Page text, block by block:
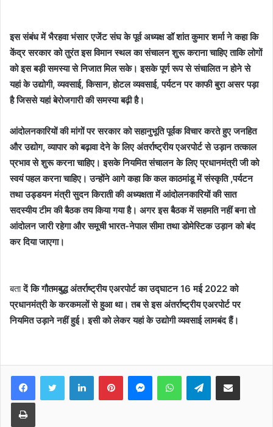
इस संबंध में भैरहवा भंसार एजेंट संघ के पूर्व अध्यक्ष डॉ शांत कुमार शर्मा ने कहा कि
केंद्र सरकार को तुरंत इस विमान स्थल का संचालन शुरू कराना चाहिए ताकि लोगों
को इस बड़ी समस्या से निजात मिल सके। इसके पूर्ण रूप से संचालित न होने से
यहां के उद्योगी, व्यवसाई, किसान, होटल व्यवसाई, पर्यटन पर काफी बुरा असर पड़ा
है जिससे यहां बेरोजगारी की समस्या बढ़ी है।
आंदोलनकारियों की मांगों पर सरकार को सहानुभूति पूर्वक विचार करते हुए जनहित
और उद्योग, व्यापार को बढ़ावा देने के लिए अंतर्राष्ट्रीय एअरपोर्ट से उड़ान तत्काल
प्रभाव से शुरू करना चाहिए। इसके नियमित संचालन के लिए प्रधानमंत्री जी को
स्वयं पहल करना चाहिए। उन्होंने आगे कहा कि कल काठमांडू में संस्कृति ,पर्यटन
तथा उड्डयन मंत्री सुदन किराती की अध्यक्षता में आंदोलनकारियों की सात
सदस्यीय टीम की बैठक तय किया गया है। अगर इस बैठक में सहमति नहीं बना तो
आंदोलन जारी रहेगा और समूची भारत-नेपाल सीमा तथा डोमेस्टिक उड़ान को बंद
कर दिया जाएगा।
बतादें कि गौतमबुद्ध अंतर्राष्ट्रीय एअरपोर्ट का उद्घाटन 16 मई 2022 को
प्रधानमंत्री के करकमलों से हुआ था। तब से इस अंतर्राष्ट्रीय एअरपोर्ट पर
नियमित उड़ाने नहीं हुई। इसी को लेकर यहां के उद्योगी व्यवसाई लामबंद हैं।
FacebookTwitter LinkedInPinterestMessengerWhatsAppTelegramShare via Email
Print